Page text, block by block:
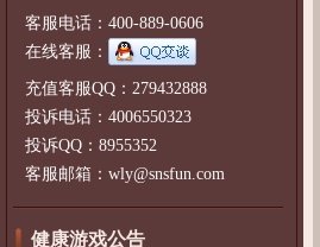
客服电话：400-889-0606
在线客服：
充值客服QQ：279432888
投诉电话：4006550323
投诉QQ：8955352
客服邮箱：wly@snsfun.com
健康游戏公告